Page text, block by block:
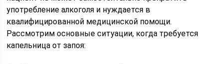
употребление алкоголя и нуждается в
квалифицированной медицинской помощи.
Рассмотрим основные ситуации, когда требуется
капельница от запоя: